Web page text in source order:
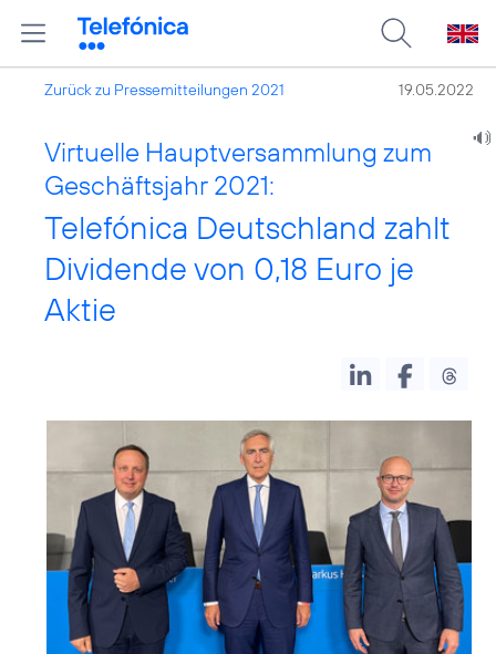
Zurück zu Pressemitteilungen 2021 19.05.2022
Virtuelle Hauptversammlung zum
Geschäftsjahr 2021:
Telefónica Deutschland zahlt
Dividende von 0,18 Euro je
Aktie